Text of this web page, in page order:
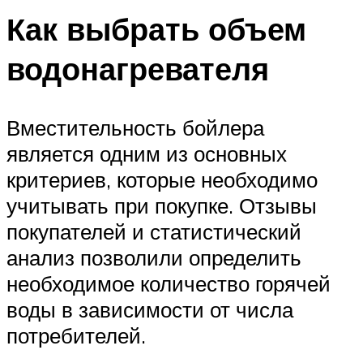
Как выбрать объем
водонагревателя
Вместительность бойлера
является одним из основных
критериев, которые необходимо
учитывать при покупке. Отзывы
покупателей и статистический
анализ позволили определить
необходимое количество горячей
воды в зависимости от числа
потребителей.